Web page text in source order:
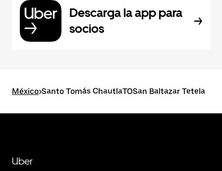
Descarga la app para
socios
México>Santo Tomás ChautlaTOSan Baltazar Tetela
Uber